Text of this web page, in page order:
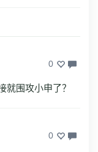
0
就围攻小申了？
0